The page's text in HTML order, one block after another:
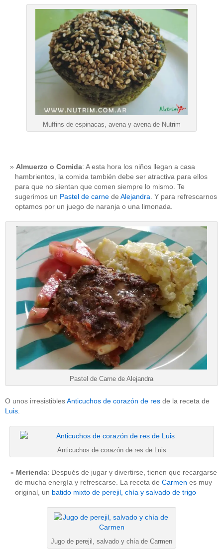
Muffins de espinacas, avena y avena de Nutrim
Almuerzo o Comida: A esta hora los niños llegan a casa
hambrientos, la comida también debe ser atractiva para ellos
para que no sientan que comen siempre lo mismo. Te
sugerimos un Pastel de carne de Alejandra . Y para refrescarnos
optamos por un juego de naranja o una limonada.
Pastel de Carne de Alejandra
O unos irresistiblesAnticuchos de corazón de res de la receta de
Luis.
Anticuchos de corazón de res de Luis
Merienda: Después de jugar y divertirse, tienen que recargarse
de mucha energía y refrescarse. La receta de Carmen es muy
original, un batido mixto de perejil, chía y salvado de trigo
Jugo de perejil, salvado y chía de Carmen